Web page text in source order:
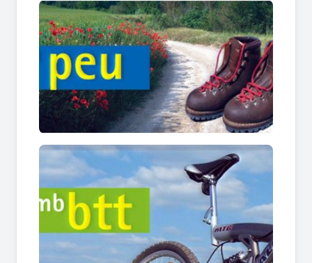
Aquest PR el podem connectar amb el GR–172
que condueix cap a Santa Margarida de Montbui
i cap a la Tossa de Montbui.
El total del recorregut és de 6 Km. i està previst
de fer en 1h 45min. aproximadament.
A PEU CAP EL CASTELL DE CLARAMUNT
Distància: 7 Km
Temps: 2 hores
Sortint des del Parc Fluvial, enfilarem cap al
dipòsit de Can Titó i d'allà agafarem el PR C119.
Aquest PR rep el nom de Cinturó de la Conca